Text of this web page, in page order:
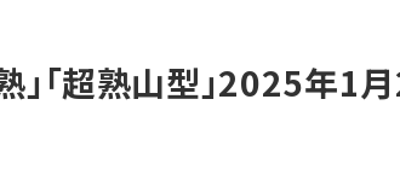
」「超熟山型」2025年1